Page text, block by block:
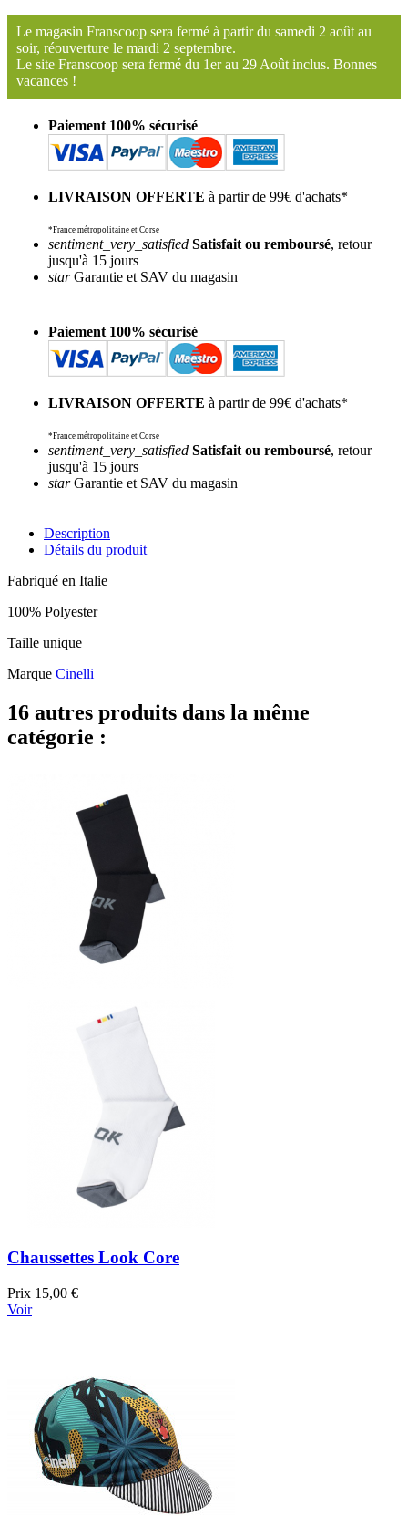
Le magasin Franscoop sera fermé à partir du samedi 2 août au
soir, réouverture le mardi 2 septembre.
Le site Franscoop sera fermé du 1er au 29 Août inclus. Bonnes
vacances !
Paiement 100% sécurisé
LIVRAISON OFFERTE à partir de 99€ d'achats*
*France métropolitaine et Corse
sentiment_very_satisfied Satisfait ou remboursé, retour
jusqu'à 15 jours
starGarantie et SAV du magasin
Paiement 100% sécurisé
LIVRAISON OFFERTE à partir de 99€ d'achats*
*France métropolitaine et Corse
sentiment_very_satisfied Satisfait ou remboursé, retour
jusqu'à 15 jours
starGarantie et SAV du magasin
Description
Détails du produit
Fabriqué en Italie
100% Polyester
Taille unique
Marque Cinelli
16 autres produits dans la même
catégorie :
Chaussettes Look Core
Prix 15,00 €
Voir